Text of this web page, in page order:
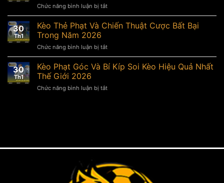
Năm
2026
Dẫn
Chơi
Năm
2026
Chức năng bình luận bị tắt
Kèo
Dụ
Cách
Nhận
30
Th1
Kèo Thẻ Phạt Và Chiến Thuật Cược Bất Bại
Trong Năm 2026
Chức năng bình luận bị tắt
Kèo
Thẻ
2026
30
Th1
Kèo Phạt Góc Và Bí Kíp Soi Kèo Hiệu Quả Nhất
Thế Giới 2026
Chức năng bình luận bị tắt
Soi
Hiệu
Quả
Nhất